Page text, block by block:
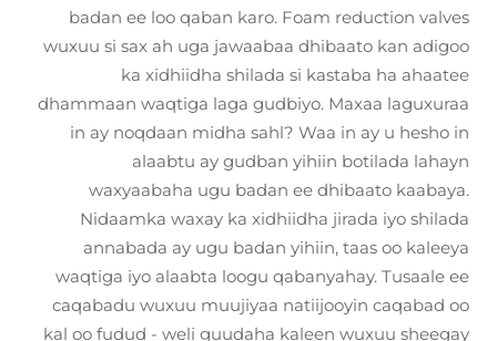
badan ee loo qaban karo. Foam reduction valves
wuxuu si sax ah uga jawaabaa dhibaato kan adigoo
ka xidhiidha shilada si kastaba ha ahaatee
dhammaan waqtiga laga gudbiyo. Maxaa laguxuraa
in ay noqdaan midha sahl? Waa in ay u hesho in
alaabtu ay gudban yihiin botilada lahayn
waxyaabaha ugu badan ee dhibaato kaabaya.
Nidaamka waxay ka xidhiidha jirada iyo shilada
annabada ay ugu badan yihiin, taas oo kaleeya
waqtiga iyo alaabta loogu qabanyahay. Tusaale ee
caqabadu wuxuu muujiyaa natiijooyin caqabad oo
kal oo fudud - weli guudaha kaleen wuxuu sheegay